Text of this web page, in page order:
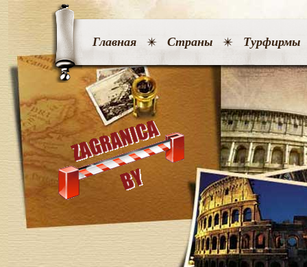
Главная Страны Турфирмы